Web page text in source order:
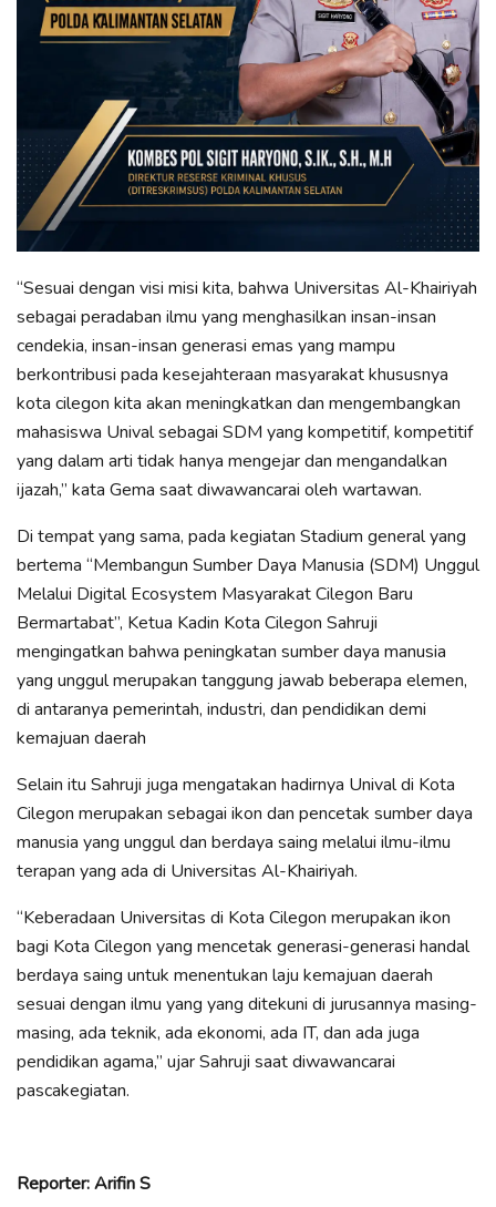
“Sesuai dengan visi misi kita, bahwa Universitas Al-Khairiyah
sebagai peradaban ilmu yang menghasilkan insan-insan
cendekia, insan-insan generasi emas yang mampu
berkontribusi pada kesejahteraan masyarakat khususnya
kota cilegon kita akan meningkatkan dan mengembangkan
mahasiswa Unival sebagai SDM yang kompetitif, kompetitif
yang dalam arti tidak hanya mengejar dan mengandalkan
ijazah,” kata Gema saat diwawancarai oleh wartawan.
Di tempat yang sama, pada kegiatan Stadium general yang
bertema “Membangun Sumber Daya Manusia (SDM) Unggul
Melalui Digital Ecosystem Masyarakat Cilegon Baru
Bermartabat”, Ketua Kadin Kota Cilegon Sahruji
mengingatkan bahwa peningkatan sumber daya manusia
yang unggul merupakan tanggung jawab beberapa elemen,
di antaranya pemerintah, industri, dan pendidikan demi
kemajuan daerah
Selain itu Sahruji juga mengatakan hadirnya Unival di Kota
Cilegon merupakan sebagai ikon dan pencetak sumber daya
manusia yang unggul dan berdaya saing melalui ilmu-ilmu
terapan yang ada di Universitas Al-Khairiyah.
“Keberadaan Universitas di Kota Cilegon merupakan ikon
bagi Kota Cilegon yang mencetak generasi-generasi handal
berdaya saing untuk menentukan laju kemajuan daerah
sesuai dengan ilmu yang yang ditekuni di jurusannya masing-
masing, ada teknik, ada ekonomi, ada IT, dan ada juga
pendidikan agama,” ujar Sahruji saat diwawancarai
pascakegiatan.
Reporter: Arifin S